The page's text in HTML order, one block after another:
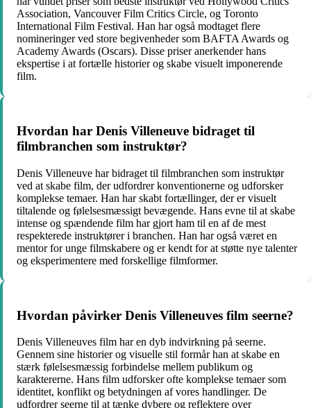
Association, Vancouver Film Critics Circle, og Toronto
International Film Festival. Han har også modtaget flere
nomineringer ved store begivenheder som BAFTA Awards og
Academy Awards (Oscars). Disse priser anerkender hans
ekspertise i at fortælle historier og skabe visuelt imponerende
film.
Hvordan har Denis Villeneuve bidraget til
filmbranchen som instruktør?
Denis Villeneuve har bidraget til filmbranchen som instruktør
ved at skabe film, der udfordrer konventionerne og udforsker
komplekse temaer. Han har skabt fortællinger, der er visuelt
tiltalende og følelsesmæssigt bevægende. Hans evne til at skabe
intense og spændende film har gjort ham til en af de mest
respekterede instruktører i branchen. Han har også været en
mentor for unge filmskabere og er kendt for at støtte nye talenter
og eksperimentere med forskellige filmformer.
Hvordan påvirker Denis Villeneuves film seerne?
Denis Villeneuves film har en dyb indvirkning på seerne.
Gennem sine historier og visuelle stil formår han at skabe en
stærk følelsesmæssig forbindelse mellem publikum og
karaktererne. Hans film udforsker ofte komplekse temaer som
identitet, konflikt og betydningen af ​​vores handlinger. De
udfordrer seerne til at tænke dybere og reflektere over